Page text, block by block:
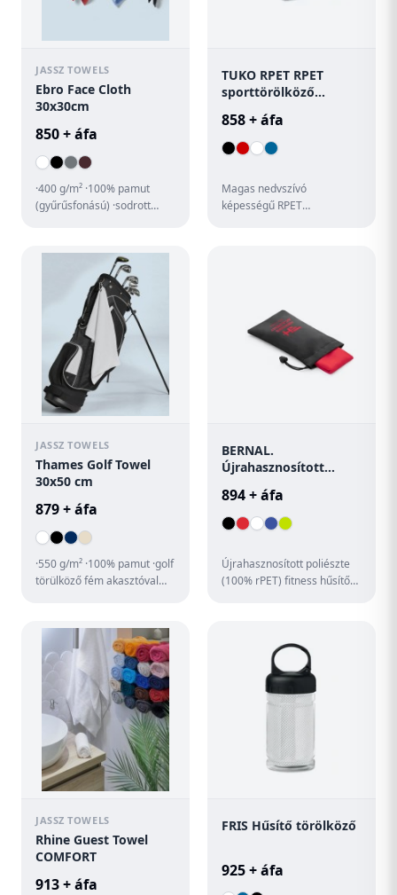
JASSZ TOWELS
Ebro Face Cloth
30x30cm
850 + áfa
·400 g/m² ·100% pamut
(gyűrűsfonású) ·sodrott
edzőteremben is h...
TUKO RPET RPET
sporttörölköző
858 + áfa
Magas nedvszívó
képességű RPET
JASSZ TOWELS
Thames Golf Towel
30x50 cm
879 + áfa
·550 g/m² ·100% pamut ·golf
törülköző fém akasztóval
BERNAL.
Újrahasznosított
fitness hűsítő
törlőkendő nem szőtt
tasakkal
894 + áfa
Újrahasznosított poliészte
(100% rPET) fitness hűsítő
JASSZ TOWELS
Rhine Guest Towel
COMFORT
913 + áfa
FRIS Hűsítő törölköző
925 + áfa